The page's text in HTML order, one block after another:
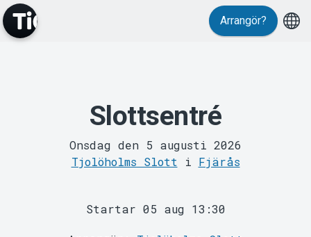
MyTickster
Arrangör?
Slottsentré
Onsdag den 5 augusti 2026
Tjolöholms Slott i Fjärås
Startar 05 aug 13:30